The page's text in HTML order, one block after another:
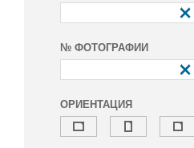
№ ФОТОГРАФИИ
ОРИЕНТАЦИЯ